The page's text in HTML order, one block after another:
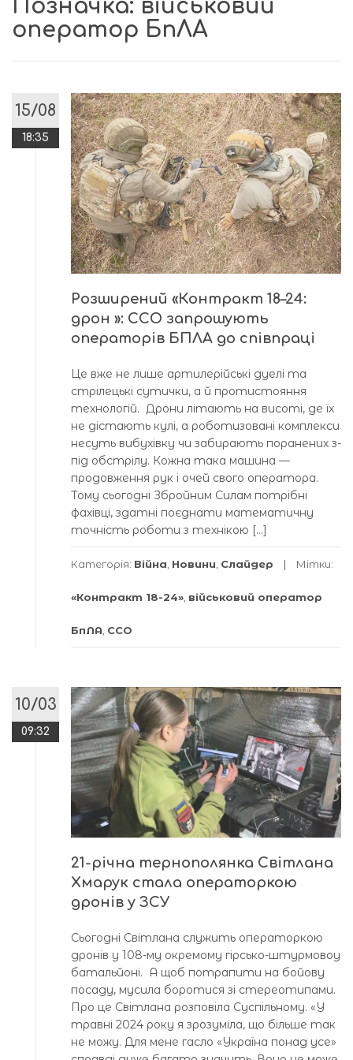
Позначка: військовий
оператор БпЛА
15/08
18:35
Розширений «Контракт 18–24:
дрон »: ССО запрошують
операторів БПЛА до співпраці
Це вже не лише артилерійські дуелі та
стрілецькі сутички, а й протистояння
технологій. Дрони літають на висоті, де їх
не дістають кулі, а роботизовані комплекси
несуть вибухівку чи забирають поранених з-
під обстрілу. Кожна така машина —
продовження рук і очей свого оператора.
Тому сьогодні Збройним Силам потрібні
фахівці, здатні поєднати математичну
точність роботи з технікою […]
Категорія: Війна Новини Слайдер Мітки:
«Контракт 18-24» військовий оператор
БпЛА ССО
10/03
09:32
21-річна тернополянка Світлана
Хмарук стала операторкою
дронів у ЗСУ
Сьогодні Світлана служить операторкою
дронів у 108-му окремому гірсько-штурмовоу
батальйоні. А щоб потрапити на бойову
посаду, мусила боротися зі стереотипами.
Про це Світлана розповіла Суспільному. «У
травні 2024 року я зрозуміла, що більше так
не можу. Для мене гасло «Україна понад усе»